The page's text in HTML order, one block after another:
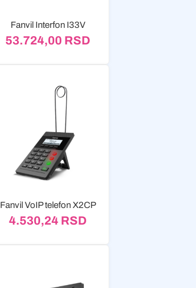
Fanvil Interfon I33V
53.724,00 RSD
Fanvil VoIP telefon X2CP
4.530,24 RSD